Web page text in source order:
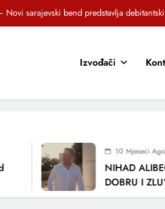
Novi sarajevski bend predstavlja
KROZ PJESMU POZVALI
KROZ PJESMU POZVALI
Izvođači
10 Mjeseci Ago
NIHAD
DOBRU I
LJUBAVI I